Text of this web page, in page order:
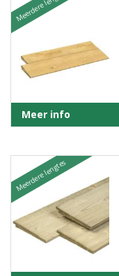
Meer info
Meerdere lengtes